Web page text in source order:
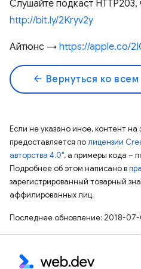
Слушайте подкаст
http://bit.ly/2Kryv2y
Айтюнс → https://apple.co/
arrow_back Вернуться ко
Если не указано иное, контент на
предоставляется полицензии
авторства 4.0", а примеры кода –
Подробнее об этом написано в
зарегистрированный товарный
аффилированных лиц.
Последнее обновление: 2018-07-